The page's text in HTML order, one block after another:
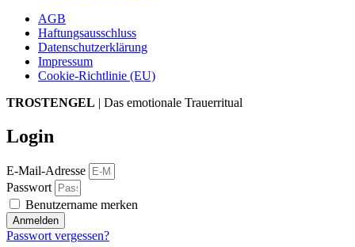
AGB
Haftungsausschluss
Datenschutzerklärung
Impressum
Cookie-Richtlinie (EU)
TROSTENGEL | Das emotionale Trauerritual
Login
E-Mail-Adresse
Passwort
Benutzername merken
Anmelden
Passwort vergessen?